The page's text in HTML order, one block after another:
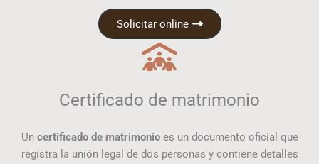
Solicitar online
Certificado de matrimonio
Un certificado de matrimonioes un documento oficial que
registra la unión legal de dos personas y contiene detalles